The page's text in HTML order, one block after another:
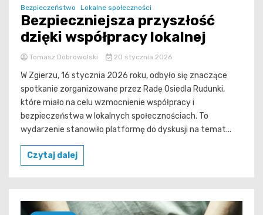
Bezpieczeństwo Lokalne społeczności
Bezpieczniejsza przyszłość
dzięki współpracy lokalnej
Tomasz Dobrowolski 20 stycznia 2026
W Zgierzu, 16 stycznia 2026 roku, odbyło się znaczące
spotkanie zorganizowane przez Radę Osiedla Rudunki,
które miało na celu wzmocnienie współpracy i
bezpieczeństwa w lokalnych społecznościach. To
wydarzenie stanowiło platformę do dyskusji na temat...
Czytaj dalej